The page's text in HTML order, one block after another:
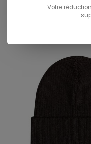
TU
Votre